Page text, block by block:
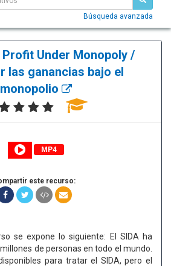
Búsqueda avanzada
Under Monopoly /
las ganancias bajo el
monopolio
MP4
este recurso:
se expone lo siguiente: El SIDA ha
de personas en todo el mundo.
para tratar el SIDA, pero el